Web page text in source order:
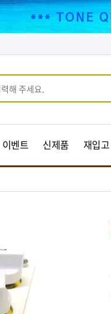
이벤트 신제품 재입고